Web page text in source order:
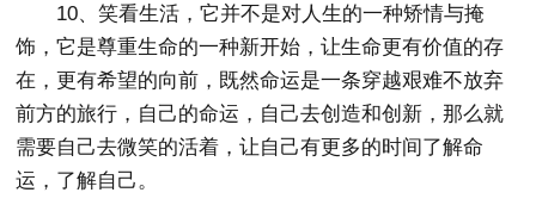
10、笑看生活，它并不是对人生的一种矫情与掩
饰，它是尊重生命的一种新开始，让生命更有价值的存
在，更有希望的向前，既然命运是一条穿越艰难不放弃
前方的旅行，自己的命运，自己去创造和创新，那么就
需要自己去微笑的活着，让自己有更多的时间了解命
运，了解自己。